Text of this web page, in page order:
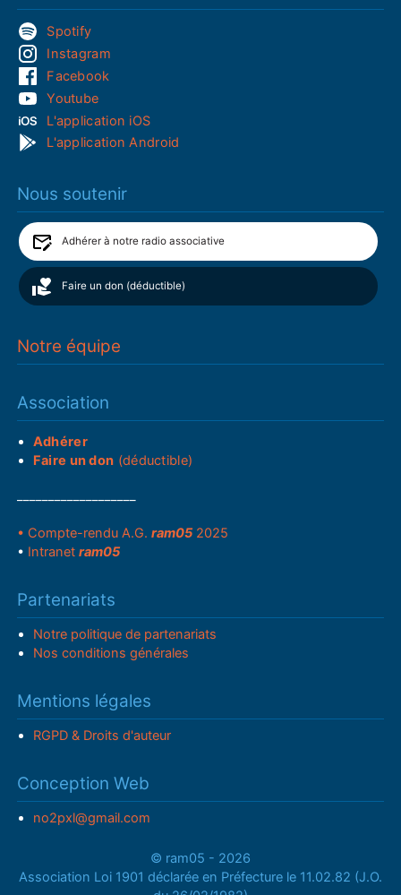
Spotify
Instagram
Facebook
Youtube
L'application iOS
L'application Android
Nous soutenir
Adhérer à notre radio associative
Faire un don (déductible)
Notre équipe
Association
Adhérer
Faire un don (déductible)
• Compte-rendu A.G.ram05 2025
• Intranetram05
Partenariats
Notre politique de partenariats
Nos conditions générales
Mentions légales
RGPD & Droits d'auteur
Conception Web
no2pxl@gmail.com
© ram05 - 2026
Association Loi 1901 déclarée en Préfecture le 11.02.82 (J.O.